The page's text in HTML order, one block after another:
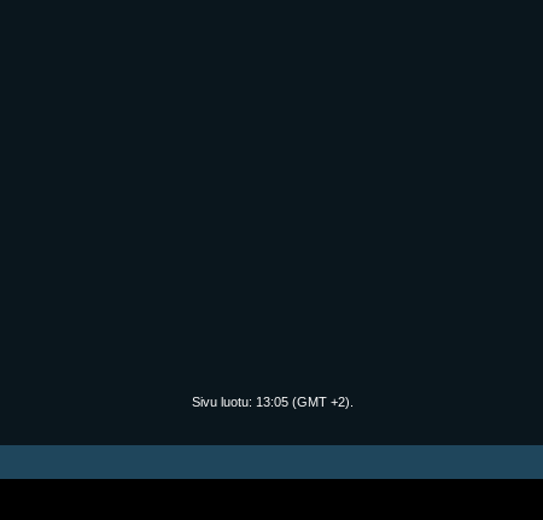
Sivu luotu: 13:05 (GMT +2).